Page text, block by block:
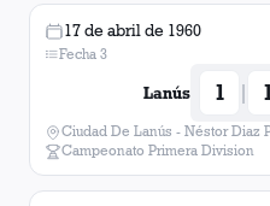
17 de abril de 1960
Fecha 3
Lanús 1 |
Ciudad De Lanús - Néstor Diaz
Campeonato Primera Division